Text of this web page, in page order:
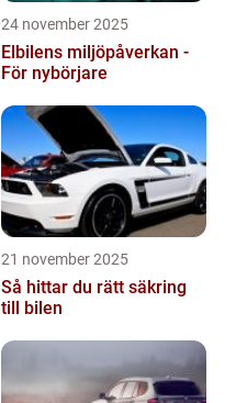
24 november 2025
Elbilens miljöpåverkan -
För nybörjare
21 november 2025
Så hittar du rätt säkring
till bilen